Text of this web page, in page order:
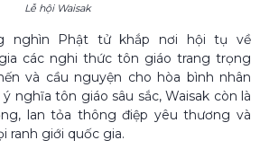
Lễ hội Waisak
nghìn Phật tử khắp nơi hội tụ về
các nghi thức tôn giáo trang trọng
và cầu nguyện cho hòa bình nhân
nghĩa tôn giáo sâu sắc, Waisak còn là
lan tỏa thông điệp yêu thương và
ranh giới quốc gia.